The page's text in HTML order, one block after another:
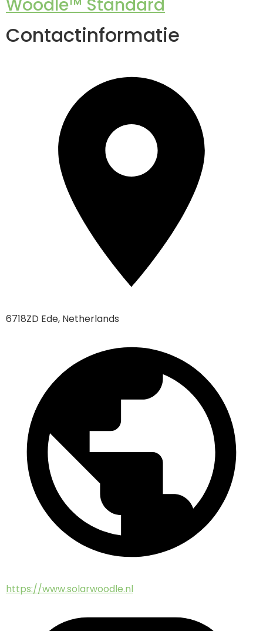
Woodle™ Standard
Contactinformatie
6718ZD Ede, Netherlands
https://www.solarwoodle.nl